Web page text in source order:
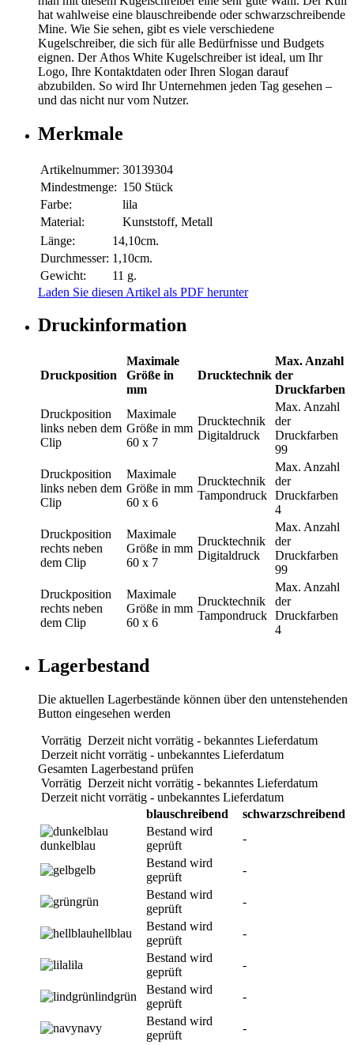
hat wahlweise eine blauschreibende oder schwarzschreibende
Mine. Wie Sie sehen, gibt es viele verschiedene
Kugelschreiber, die sich für alle Bedürfnisse und Budgets
eignen. Der Athos White Kugelschreiber ist ideal, um Ihr
Logo, Ihre Kontaktdaten oder Ihren Slogan darauf
abzubilden. So wird Ihr Unternehmen jeden Tag gesehen –
und das nicht nur vom Nutzer.
Merkmale
Artikelnummer: 30139304
Mindestmenge: 150 Stück
Farbe:
lila
Material:
Kunststoff, Metall
Länge:
14,10cm.
Durchmesser: 1,10cm.
Gewicht:
11 g.
Laden Sie diesen Artikel als PDF herunter
Druckinformation
Druckposition
Maximale
Größe in
mm
Drucktechnik
Max. Anzahl
der
Druckfarben
Druckposition
links neben dem
Clip
Maximale
Größe in mm
60 x 7
Drucktechnik
Digitaldruck
Max. Anzahl
der
Druckfarben
99
Druckposition
links neben dem
Clip
Maximale
Größe in mm
60 x 6
Drucktechnik
Tampondruck
Max. Anzahl
der
Druckfarben
4
Druckposition
rechts neben
dem Clip
Maximale
Größe in mm
60 x 7
Drucktechnik
Digitaldruck
Max. Anzahl
der
Druckfarben
99
Druckposition
rechts neben
dem Clip
Maximale
Größe in mm
60 x 6
Drucktechnik
Tampondruck
Max. Anzahl
der
Druckfarben
4
Lagerbestand
Die aktuellen Lagerbestände können über den untenstehenden
Button eingesehen werden
Vorrätig Derzeit nicht vorrätig - bekanntes Lieferdatum
Derzeit nicht vorrätig - unbekanntes Lieferdatum
Gesamten Lagerbestand prüfen
Vorrätig Derzeit nicht vorrätig - bekanntes Lieferdatum
Derzeit nicht vorrätig - unbekanntes Lieferdatum
blauschreibend
schwarzschreibend
dunkelblau
Bestand wird
geprüft
-
gelb
Bestand wird
geprüft
-
grün
Bestand wird
geprüft
-
hellblau
Bestand wird
geprüft
-
lila
Bestand wird
geprüft
-
lindgrün
Bestand wird
geprüft
-
navy
Bestand wird
geprüft
-